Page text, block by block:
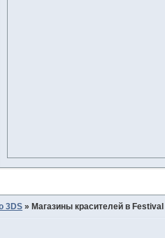
3DS » Магазины красителей в Festival